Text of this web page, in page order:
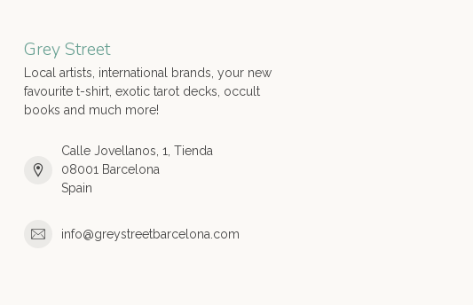
Grey Street
Local artists, international brands, your new
favourite t-shirt, exotic tarot decks, occult
books and much more!
Calle Jovellanos, 1, Tienda
08001 Barcelona
Spain
info@greystreetbarcelona.com